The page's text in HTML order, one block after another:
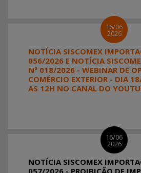
16/06
2026
NOTÍCIA SISCOMEX
056/2026 E NOTÍCIA
Nº 018/2026 - WEBINAR DE
COMÉRCIO EXTERIOR - DIA
AS 12H NO CANAL DO
16/06
2026
NOTÍCIA SISCOMEX
057/2026 - PROIBIÇÃO DE